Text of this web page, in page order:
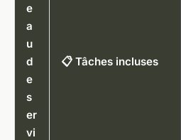
e
a
u
d
e
s
er
vi
📋 Tâches incluses